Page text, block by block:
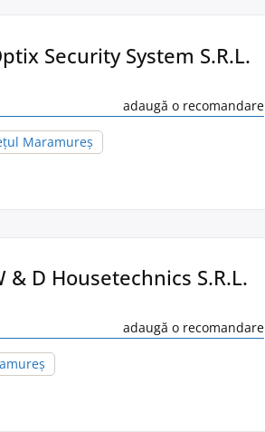
Security System S.R.L.
adaugă o recomandare
Maramureș
D Housetechnics S.R.L.
adaugă o recomandare